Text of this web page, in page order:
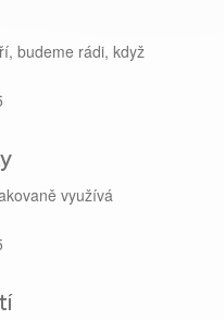
budeme rádi, když
využívá